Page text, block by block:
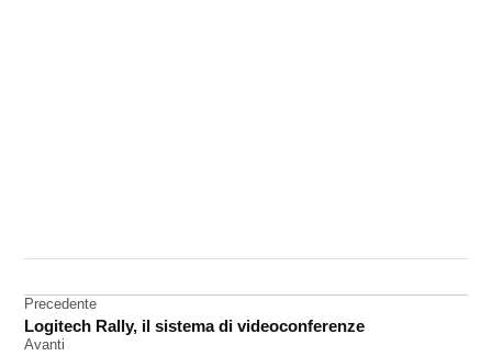
spot
Navigazione
articoli
Precedente
Logitech Rally, il sistema di videoconferenze
Avanti